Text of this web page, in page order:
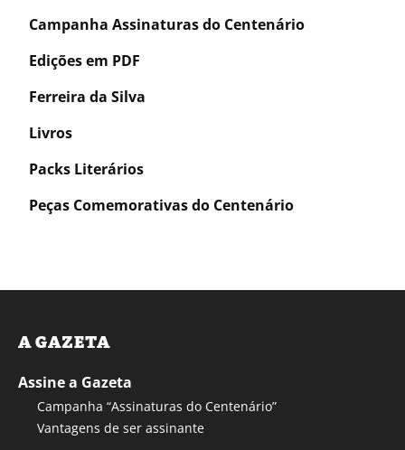
Campanha Assinaturas do Centenário
Edições em PDF
Ferreira da Silva
Livros
Packs Literários
Peças Comemorativas do Centenário
A GAZETA
Assine a Gazeta
Campanha “Assinaturas do Centenário”
Vantagens de ser assinante